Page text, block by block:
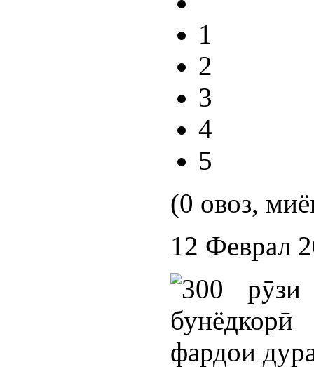
1
2
3
4
5
(0 овоз,
12 Феврал